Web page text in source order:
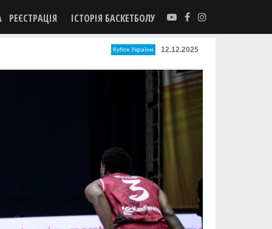
РЕЄСТРАЦІЯ ІСТОРІЯ БАСКЕТБОЛУ
Кубок України 12.12.2025